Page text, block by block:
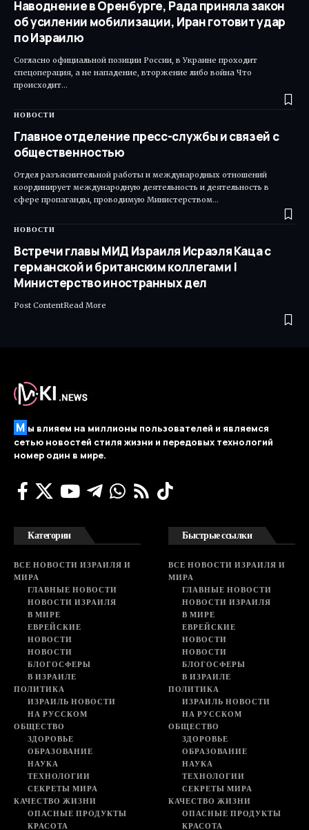
Наводнение в Оренбурге, Рада приняла закон
об усилении мобилизации, Иран готовит удар
по Израилю
Согласно официальной позиции России, в Украине проходит
спецоперация, а не нападение, вторжение либо война Что
происходит…
НОВОСТИ
Главное отделение пресс-службы и связей с
общественностью
Отдел разъяснительной работы и международных отношений
координирует международную деятельность и деятельность в
сфере пропаганды, проводимую Министерством…
НОВОСТИ
Встречи главы МИД Израиля Исраэля Каца с
германской и британским коллегами |
Министерство иностранных дел
Post ContentRead More ​
М ы влияем на миллионы пользователей и являемся
сетью новостей стиля жизни и передовых технологий
номер один в мире.
Категории
ВСЕ НОВОСТИ ИЗРАИЛЯ И
МИРА
ГЛАВНЫЕ НОВОСТИ
НОВОСТИ ИЗРАИЛЯ
В МИРЕ
ЕВРЕЙСКИЕ
НОВОСТИ
НОВОСТИ
БЛОГОСФЕРЫ
В ИЗРАИЛЕ
ПОЛИТИКА
ИЗРАИЛЬ НОВОСТИ
НА РУССКОМ
ОБЩЕСТВО
ЗДОРОВЬЕ
ОБРАЗОВАНИЕ
НАУКА
ТЕХНОЛОГИИ
СЕКРЕТЫ МИРА
КАЧЕСТВО ЖИЗНИ
ОПАСНЫЕ ПРОДУКТЫ
КРАСОТА
Быстрые ссылки
ВСЕ НОВОСТИ ИЗРАИЛЯ И
МИРА
ГЛАВНЫЕ НОВОСТИ
НОВОСТИ ИЗРАИЛЯ
В МИРЕ
ЕВРЕЙСКИЕ
НОВОСТИ
НОВОСТИ
БЛОГОСФЕРЫ
В ИЗРАИЛЕ
ПОЛИТИКА
ИЗРАИЛЬ НОВОСТИ
НА РУССКОМ
ОБЩЕСТВО
ЗДОРОВЬЕ
ОБРАЗОВАНИЕ
НАУКА
ТЕХНОЛОГИИ
СЕКРЕТЫ МИРА
КАЧЕСТВО ЖИЗНИ
ОПАСНЫЕ ПРОДУКТЫ
КРАСОТА